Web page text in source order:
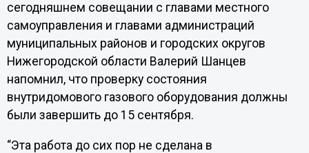
сегодняшнем совещании с главами местного
самоуправления и главами администраций
муниципальных районов и городских округов
Нижегородской области Валерий Шанцев
напомнил, что проверку состояния
внутридомового газового оборудования должны
были завершить до 15 сентября.
“Эта работа до сих пор не сделана в